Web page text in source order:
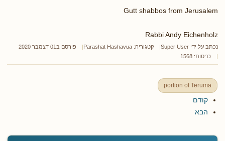
Gutt shabbos from Jerusalem
Rabbi Andy Eichenholz
נכתב על ידי Super User קטגוריה: Parashat Hashavua
פורסם ב01 דצמבר 2020
כניסות: 1568
portion of Teruma
קודם
הבא